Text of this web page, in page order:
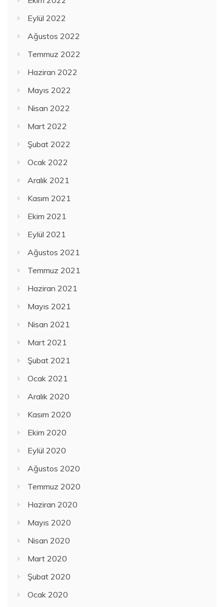
Eylül 2022
Ağustos 2022
Temmuz 2022
Haziran 2022
Mayıs 2022
Nisan 2022
Mart 2022
Şubat 2022
Ocak 2022
Aralık 2021
Kasım 2021
Ekim 2021
Eylül 2021
Ağustos 2021
Temmuz 2021
Haziran 2021
Mayıs 2021
Nisan 2021
Mart 2021
Şubat 2021
Ocak 2021
Aralık 2020
Kasım 2020
Ekim 2020
Eylül 2020
Ağustos 2020
Temmuz 2020
Haziran 2020
Mayıs 2020
Nisan 2020
Mart 2020
Şubat 2020
Ocak 2020